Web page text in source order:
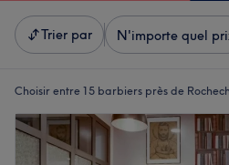
Trier par N'importe quel
Choisir entre 15 barbiers près de